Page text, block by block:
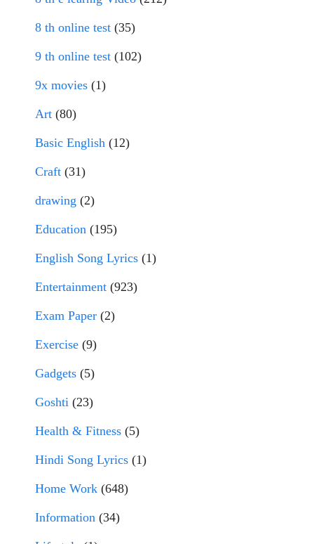
8 th online test (35)
9 th online test (102)
9x movies (1)
Art (80)
Basic English (12)
Craft (31)
drawing (2)
Education (195)
English Song Lyrics (1)
Entertainment (923)
Exam Paper (2)
Exercise (9)
Gadgets (5)
Goshti (23)
Health & Fitness (5)
Hindi Song Lyrics (1)
Home Work (648)
Information (34)